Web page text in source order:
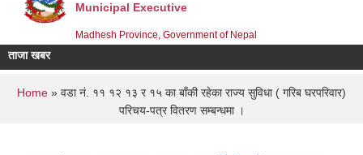
Municipal Executive
Madhesh Province, Government of Nepal
ताजा खबर
You are here
Home » वडा नं. ११ १२ १३ र १५ का बाँकी रहेका राज्य सुविधा ( गरिब घरपरिवार)
परिचय-पत्र वितरण सम्बन्धमा ।